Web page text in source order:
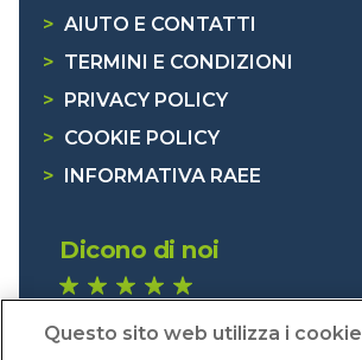
> AIUTO E CONTATTI
> TERMINI E CONDIZIONI
>
PRIVACY POLICY
> COOKIE POLICY
>
INFORMATIVA RAEE
Dicono di noi
Eccellente (4,8)
Questo sito web utilizza i cookie